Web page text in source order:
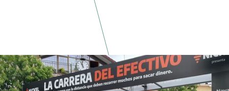
Inicio/Escuchar/La carrera de 7,4 kilómetros que quiere sensibilizar sobre la